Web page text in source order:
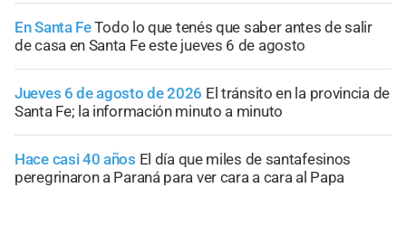
En Santa FeTodo lo que tenés que saber antes de salir
de casa en Santa Fe este jueves 6 de agosto
Jueves 6 de agosto de 2026 El tránsito en la provincia de
Santa Fe; la información minuto a minuto
Hace casi 40 años El día que miles de santafesinos
peregrinaron a Paraná para ver cara a cara al Papa